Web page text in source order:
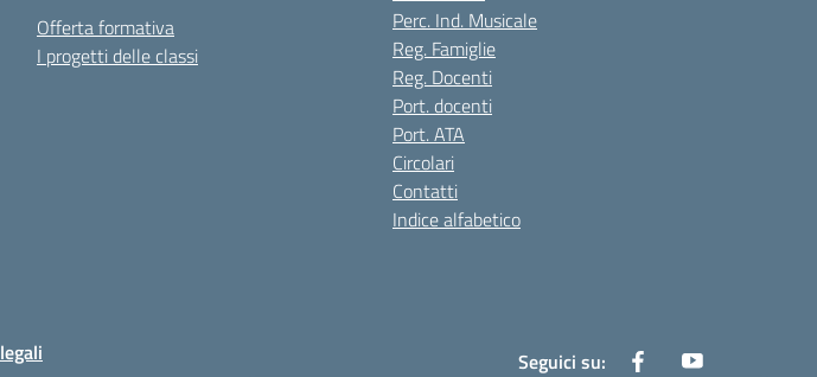
Offerta formativa
I progetti delle classi
Perc. Ind. Musicale
Reg. Famiglie
Reg. Docenti
Port. docenti
Port. ATA
Circolari
Contatti
Indice alfabetico
Seguici su: